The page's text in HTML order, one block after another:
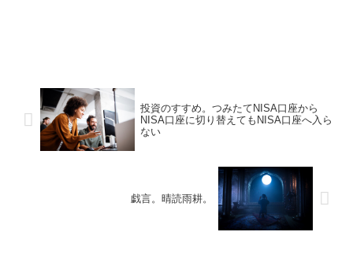
投資のすすめ。つみたてNISA口座から
NISA口座に切り替えてもNISA口座へ入ら
ない
戯言。晴読雨耕。